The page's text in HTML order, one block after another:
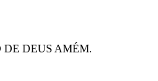
DEUS AMÉM.